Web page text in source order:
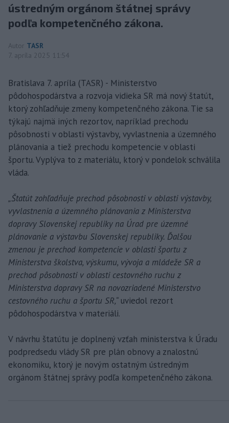
ústredným orgánom štátnej správy
podľa kompetenčného zákona.
Autor TASR
7. apríla 2025 11:54
Bratislava 7. apríla (TASR) - Ministerstvo
pôdohospodárstva a rozvoja vidieka SR má nový štatút,
ktorý zohľadňuje zmeny kompetenčného zákona. Tie sa
týkajú najmä iných rezortov, napríklad prechodu
pôsobnosti v oblasti výstavby, vyvlastnenia a územného
plánovania a tiež prechodu kompetencie v oblasti
športu. Vyplýva to z materiálu, ktorý v pondelok schválila
vláda.
„Štatút zohľadňuje prechod pôsobnosti v oblasti výstavby,
vyvlastnenia a územného plánovania z Ministerstva
dopravy Slovenskej republiky na Úrad pre územné
plánovanie a výstavbu Slovenskej republiky. Ďalšou
zmenou je prechod kompetencie v oblasti športu z
Ministerstva školstva, výskumu, vývoja a mládeže SR a
prechod pôsobnosti v oblasti cestovného ruchu z
Ministerstva dopravy SR na novozriadené Ministerstvo
cestovného ruchu a športu SR,“ uviedol rezort
pôdohospodárstva v materiáli.
V návrhu štatútu je doplnený vzťah ministerstva k Úradu
podpredsedu vlády SR pre plán obnovy a znalostnú
ekonomiku, ktorý je novým ostatným ústredným
orgánom štátnej správy podľa kompetenčného zákona.